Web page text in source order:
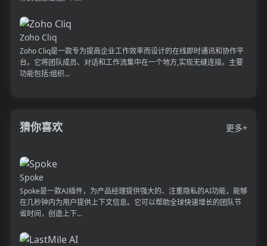
Zoho Cliq
Zoho Cliq是一款专为提高企业工作效率而设计的在线即时通讯和协作平
台。它将团队成员、对话和工作流集中在一个地方,实现无缝连接。主要
功能包括:组织...
猜你喜欢 更多+
Spoke
Spoke是一款AI插件，为产品经理提供强大的、注重隐私的AI功能，能够
在几秒钟内为用户提供上下文信息。它可以帮助全球快速增长的团队节
省时间，创造上下...